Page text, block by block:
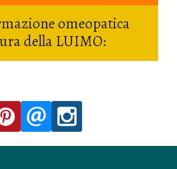
omeopatica
della LUIMO: